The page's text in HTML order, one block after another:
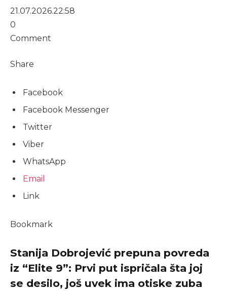
21.07.2026.22:58
0
Comment
Share
Facebook
Facebook Messenger
Twitter
Viber
WhatsApp
Email
Link
Bookmark
Stanija Dobrojević prepuna povreda
iz “Elite 9”: Prvi put ispričala šta joj
se desilo, još uvek ima otiske zuba